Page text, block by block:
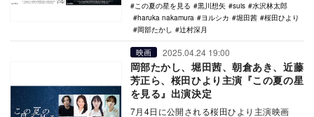
この夏の星を見る
黒川想矢 suis
水沢林太郎
haruka nakamura
ヨルシカ 堀田茜
桜田ひより
岡部たかし
辻村深月
映画 2025.04.24 19:00
岡部たかし、堀田茜、朝倉あき、近藤
芳正ら、桜田ひより主演『この夏の星
を見る』出演決定
7月4日に公開される桜田ひより主演映画